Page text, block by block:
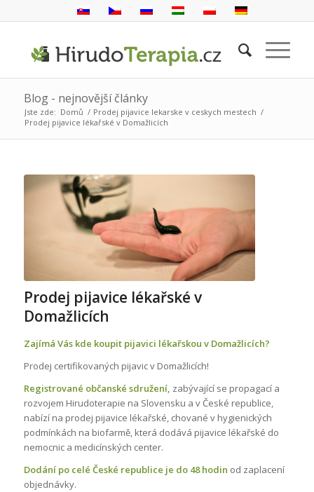
Blog - nejnovější články
Jste zde: Domů / Prodej pijavice lekarske v ceskych mestech /
Prodej pijavice lékařské v Domažlicích
Prodej pijavice lékařské v
Domažlicích
Zajímá Vás kde koupit pijavici lékařskou v Domažlicích?
Prodej certifikovaných pijavic v Domažlicích!
Registrované občanské sdružení, zabývající se propagací a
rozvojem Hirudoterapie na Slovensku a v České republice,
nabízí na prodej pijavice lékařské, chované v hygienických
podmínkách na biofarmě, která dodává pijavice lékařské do
nemocnic a medicínských center.
Dodání po celé České republice je do 48 hodin od zaplacení
objednávky.